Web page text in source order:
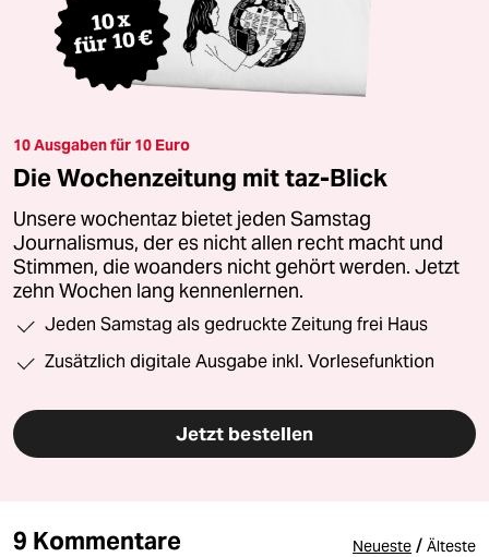
10 Ausgaben für 10 Euro
Die Wochenzeitung mit taz-Blick
Unsere wochentaz bietet jeden Samstag
Journalismus, der es nicht allen recht macht und
Stimmen, die woanders nicht gehört werden. Jetzt
zehn Wochen lang kennenlernen.
Jeden Samstag als gedruckte Zeitung frei Haus
Zusätzlich digitale Ausgabe inkl. Vorlesefunktion
Jetzt bestellen
9 Kommentare Neueste / Älteste